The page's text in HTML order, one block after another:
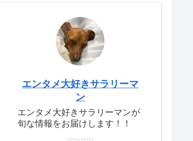
エンタメ大好きサラリーマ
ン
エンタメ大好きサラリーマンが
旬な情報をお届けします！！